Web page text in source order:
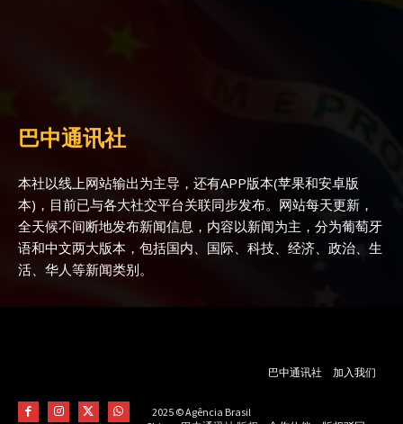
巴中通讯社
本社以线上网站输出为主导，还有APP版本(苹果和安卓版
本)，目前已与各大社交平台关联同步发布。网站每天更新，
全天候不间断地发布新闻信息，内容以新闻为主，分为葡萄牙
语和中文两大版本，包括国内、国际、科技、经济、政治、生
活、华人等新闻类别。
2025 © Agência Brasil
巴中通讯社 加入我们